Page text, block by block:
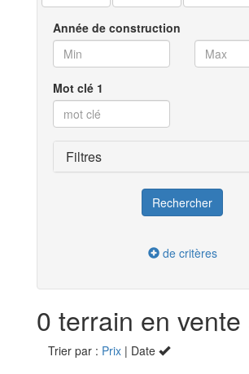
Année de construction
Mot clé 1
Filtres
de critères
Trier par : Prix | Date